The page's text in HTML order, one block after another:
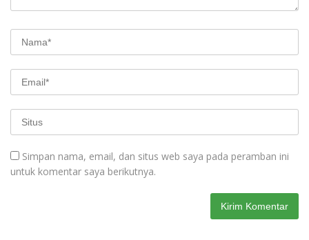
Simpan nama, email, dan situs web saya pada peramban ini
untuk komentar saya berikutnya.